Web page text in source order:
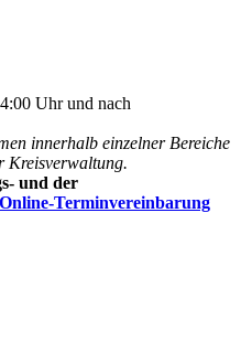
Uhr und nach
innerhalb einzelner Bereiche
Kreisverwaltung.
und der
Online-Terminvereinbarung